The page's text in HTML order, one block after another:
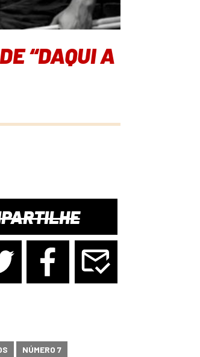
“DAQUI A
NÚMERO 7